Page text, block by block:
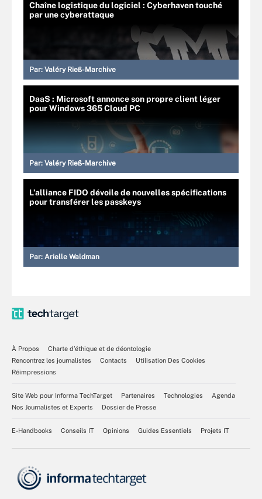
Chaîne logistique du logiciel : Cyberhaven touché
par une cyberattaque
Par: Valéry Rieß-Marchive
DaaS : Microsoft annonce son propre client léger
pour Windows 365 Cloud PC
Par: Valéry Rieß-Marchive
L’alliance FIDO dévoile de nouvelles spécifications
pour transférer les passkeys
Par: Arielle Waldman
À Propos
Charte d’éthique et de déontologie
Rencontrez les journalistes
Contacts
Utilisation Des Cookies
Réimpressions
Site Web pour Informa TechTarget Partenaires Technologies
Agenda
Nos Journalistes et Experts
Dossier de Presse
E-Handbooks Conseils IT Opinions Guides Essentiels Projets IT